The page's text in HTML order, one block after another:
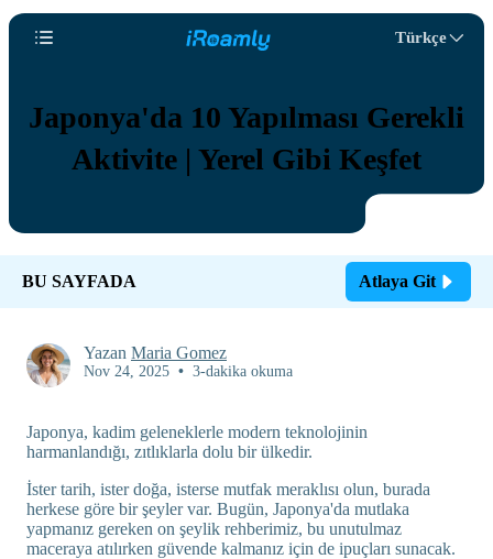
Türkçe
Japonya'da 10 Yapılması Gerekli
Aktivite | Yerel Gibi Keşfet
BU SAYFADA Atlaya Git
Yazan Maria Gomez
Nov 24, 2025 • 3-dakika okuma
Japonya, kadim geleneklerle modern teknolojinin
harmanlandığı, zıtlıklarla dolu bir ülkedir.
İster tarih, ister doğa, isterse mutfak meraklısı olun, burada
herkese göre bir şeyler var. Bugün, Japonya'da mutlaka
yapmanız gereken on şeylik rehberimiz, bu unutulmaz
maceraya atılırken güvende kalmanız için de ipuçları sunacak.